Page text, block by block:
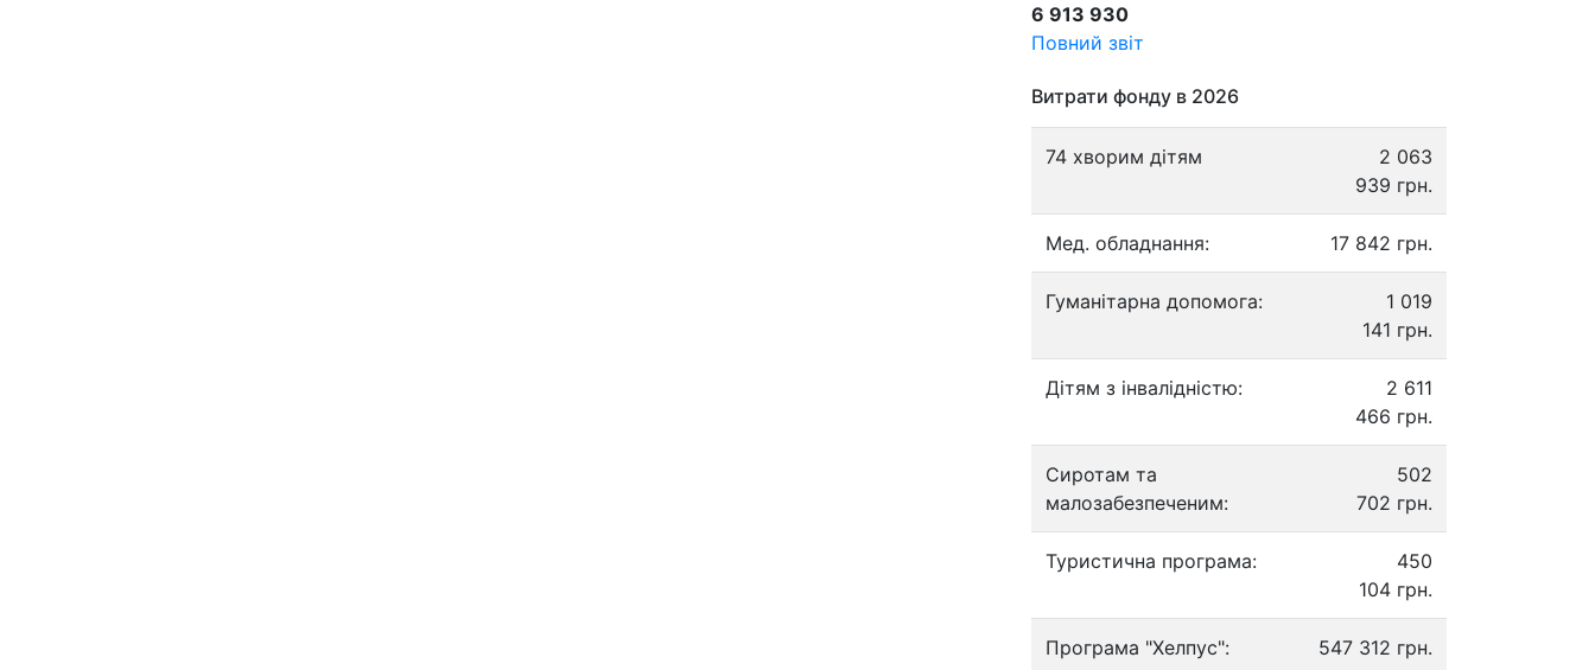
6 913 930
Повний звіт
Витрати фонду в 2026
74 хворим дітям
2 063
939 грн.
Мед. обладнання: 17 842 грн.
Гуманітарна допомога:
1 019
141 грн.
Дітям з інвалідністю:
2 611
466 грн.
Сиротам та
малозабезпеченим:
502
702 грн.
Туристична програма:
450
104 грн.
Програма "Хелпус": 547 312 грн.